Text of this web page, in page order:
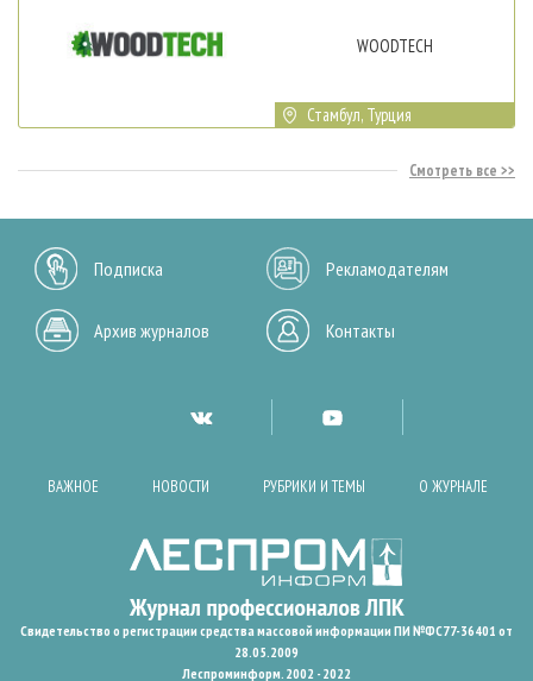
WOODTECH
Стамбул, Турция
Смотреть все
Подписка Рекламодателям
Архив журналов Контакты
ВАЖНОЕ НОВОСТИ РУБРИКИ И ТЕМЫ О ЖУРНАЛЕ
Свидетельство о регистрации средства массовой информации ПИ №ФС77-36401 от
28.05.2009
Леспроминформ. 2002 - 2022